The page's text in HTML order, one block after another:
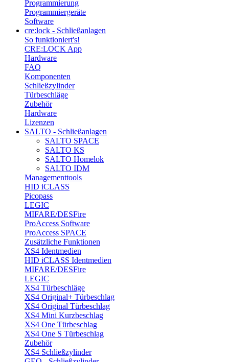
Programmierung
Programmiergeräte
Software
cre:lock - Schließanlagen
So funktioniert's!
CRE:LOCK App
Hardware
FAQ
Komponenten
Schließzylinder
Türbeschläge
Zubehör
Hardware
Lizenzen
SALTO - Schließanlagen
SALTO SPACE
SALTO KS
SALTO Homelok
SALTO IDM
Managementtools
HID iCLASS
Picopass
LEGIC
MIFARE/DESFire
ProAccess Software
ProAccess SPACE
Zusätzliche Funktionen
XS4 Identmedien
HID iCLASS Identmedien
MIFARE/DESFire
LEGIC
XS4 Türbeschläge
XS4 Original+ Türbeschlag
XS4 Original Türbeschlag
XS4 Mini Kurzbeschlag
XS4 One Türbeschlag
XS4 One S Türbeschlag
Zubehör
XS4 Schließzylinder